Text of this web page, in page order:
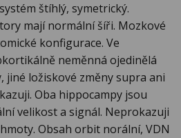
štíhlý, symetrický.
mají normální šíři. Mozkové
konfigurace. Ve
neměnná ojedinělá
jiné ložiskové změny supra ani
Oba hippocampy jsou
velikost a signál. Neprokazuji
Obsah orbit norální, VDN